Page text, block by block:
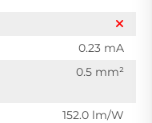
0.23 mA
0.5 mm²
152.0 lm/W